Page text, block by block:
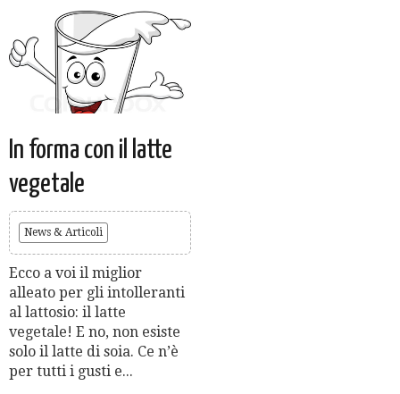
In forma con il latte
vegetale
News & Articoli
Ecco a voi il miglior
alleato per gli intolleranti
al lattosio: il latte
vegetale! E no, non esiste
solo il latte di soia. Ce n’è
per tutti i gusti e...